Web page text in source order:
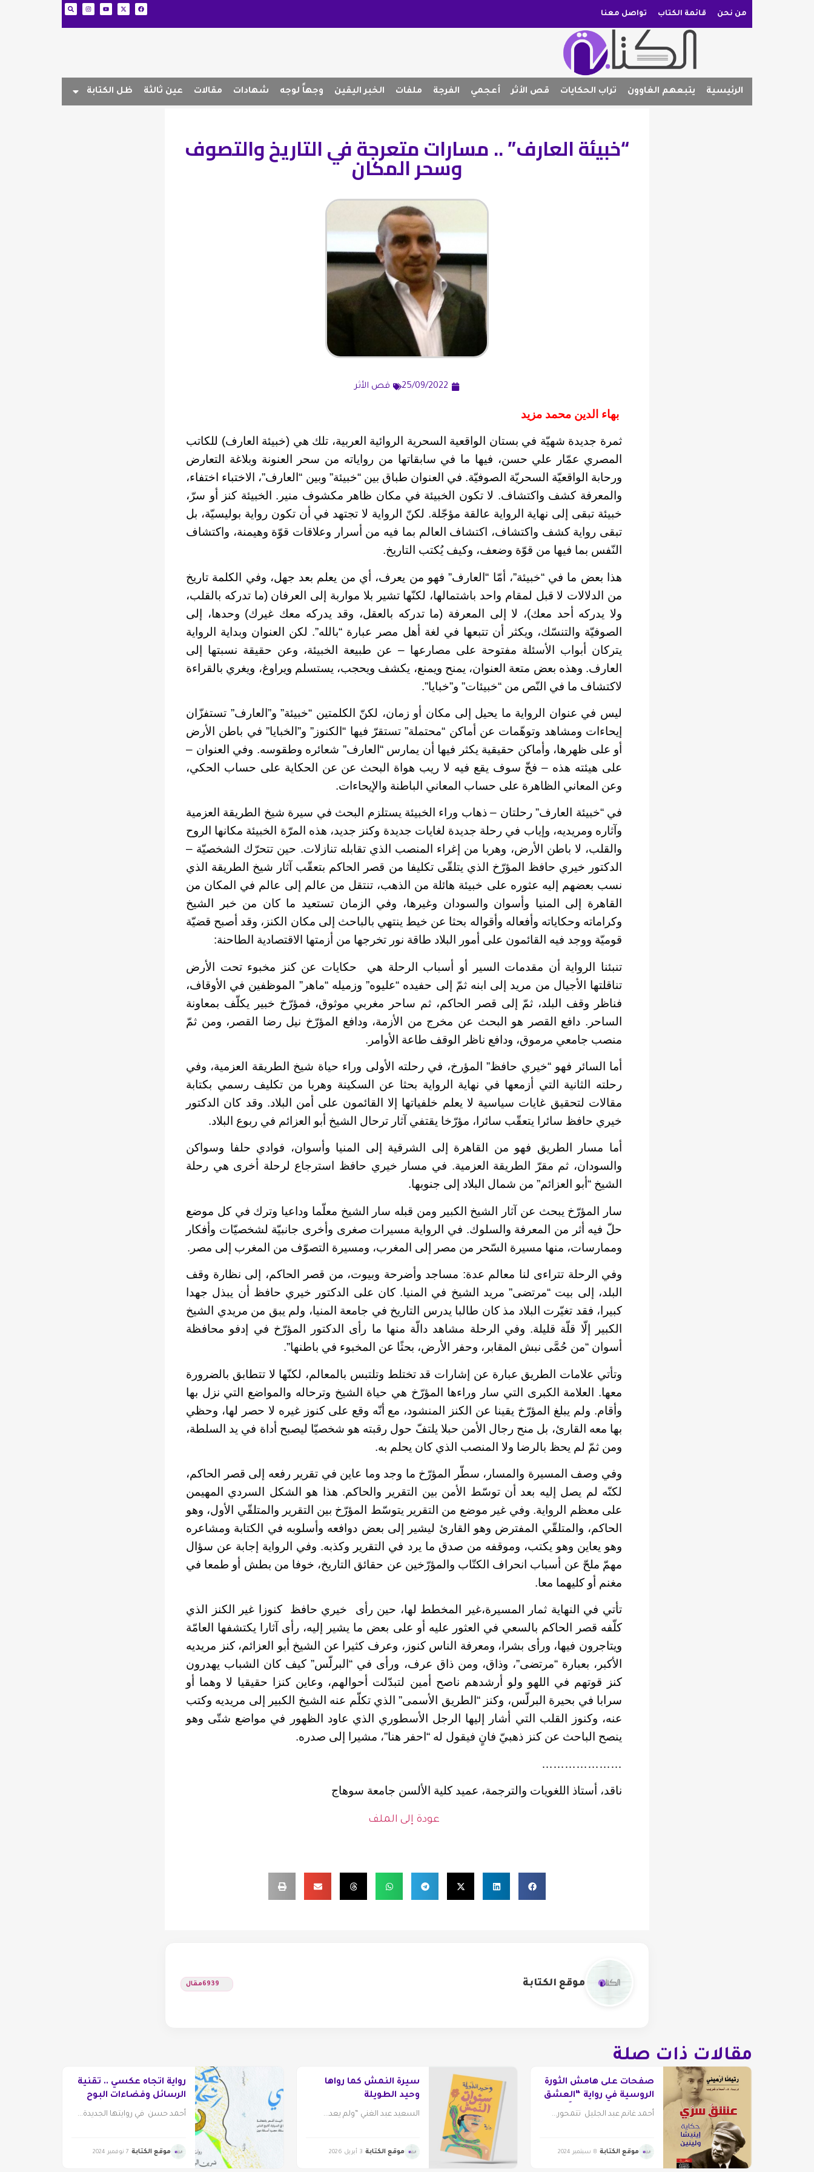
من نحن قائمة الكتاب تواصل معنا
الرئيسية يتبعهم الغاوون تراب الحكايات قص الأثر أعجمي الفرجة ملفات الخبر اليقين وجهاً لوجه شهادات مقالات عين ثالثة ظل الكتابة
“خبيئة العارف” .. مسارات متعرجة في التاريخ والتصوف
وسحر المكان
25/09/2022 قص الأثر
بهاء الدين محمد مزيد
ثمرة جديدة شهيّة في بستان الواقعية السحرية الروائية العربية، تلك هي (خبيئة العارف) للكاتب
المصري عمّار علي حسن، فيها ما في سابقاتها من رواياته من سحر العنونة وبلاغة التعارض
ورحابة الواقعيّة السحريّة الصوفيّة. في العنوان طباق بين “خبيئة” وبين “العارف”، الاختباء اختفاء،
والمعرفة كشف واكتشاف. لا تكون الخبيئة في مكان ظاهر مكشوف منير. الخبيئة كنز أو سرّ،
خبيئة تبقى إلى نهاية الرواية عالقة مؤجّلة. لكنّ الرواية لا تجتهد في أن تكون رواية بوليسيّة، بل
تبقى رواية كشف واكتشاف، اكتشاف العالم بما فيه من أسرار وعلاقات قوّة وهيمنة، واكتشاف
النّفس بما فيها من قوّة وضعف، وكيف يُكتب التاريخ.
هذا بعض ما في “خبيئة”، أمّا “العارف” فهو من يعرف، أي من يعلم بعد جهل، وفي الكلمة تاريخ
من الدلالات لا قبل لمقام واحد باشتمالها، لكنّها تشير بلا مواربة إلى العرفان (ما تدركه بالقلب،
ولا يدركه أحد معك)، لا إلى المعرفة (ما تدركه بالعقل، وقد يدركه معك غيرك) وحدها، إلى
الصوفيّة والتنسّك، ويكثر أن تتبعها في لغة أهل مصر عبارة “بالله”. لكن العنوان وبداية الرواية
يتركان أبواب الأسئلة مفتوحة على مصارعها – عن طبيعة الخبيئة، وعن حقيقة نسبتها إلى
العارف. وهذه بعض متعة العنوان، يمنح ويمنع، يكشف ويحجب، يستسلم ويراوغ، ويغري بالقراءة
لاكتشاف ما في النّص من “خبيئات” و”خبايا”.
ليس في عنوان الرواية ما يحيل إلى مكان أو زمان، لكنّ الكلمتين “خبيئة” و”العارف” تستفزّان
إيحاءات ومشاهد وتوهّمات عن أماكن “محتملة” تستقرّ فيها “الكنوز” و”الخبايا” في باطن الأرض
أو على ظهرها، وأماكن حقيقية يكثر فيها أن يمارس “العارف” شعائره وطقوسه. وفي العنوان –
على هيئته هذه – فخّ سوف يقع فيه لا ريب هواة البحث عن عن الحكاية على حساب الحكي،
وعن المعاني الظاهرة على حساب المعاني الباطنة والإيحاءات.
في “خبيئة العارف” رحلتان – ذهاب وراء الخبيئة يستلزم البحث في سيرة شيخ الطريقة العزمية
وآثاره ومريديه، وإياب في رحلة جديدة لغايات جديدة وكنز جديد، هذه المرّة الخبيئة مكانها الروح
والقلب، لا باطن الأرض، وهربا من إغراء المنصب الذي تقابله تنازلات. حين تتحرّك الشخصيّة –
الدكتور خيري حافظ المؤرّخ الذي يتلقّى تكليفا من قصر الحاكم بتعقّب آثار شيخ الطريقة الذي
نسب بعضهم إليه عثوره على خبيئة هائلة من الذهب، تنتقل من عالم إلى عالم في المكان من
القاهرة إلى المنيا وأسوان والسودان وغيرها، وفي الزمان تستعيد ما كان من خبر الشيخ
وكراماته وحكاياته وأفعاله وأقواله بحثا عن خيط ينتهي بالباحث إلى مكان الكنز، وقد أصبح قضيّة
قوميّة ووجد فيه القائمون على أمور البلاد طاقة نور تخرجها من أزمتها الاقتصادية الطاحنة:
تنبئنا الرواية أن مقدمات السير أو أسباب الرحلة هي حكايات عن كنز مخبوء تحت الأرض
تناقلتها الأجيال من مريد إلى ابنه ثمّ إلى حفيده “عليوه” وزميله “ماهر” الموظفين في الأوقاف،
فناظر وقف البلد، ثمّ إلى قصر الحاكم، ثم ساحر مغربي موثوق، فمؤرّخ خبير يكلّف بمعاونة
الساحر. دافع القصر هو البحث عن مخرج من الأزمة، ودافع المؤرّخ نيل رضا القصر، ومن ثمّ
منصب جامعي مرموق، ودافع ناظر الوقف طاعة الأوامر.
أما السائر فهو “خيري حافظ” المؤرخ، في رحلته الأولى وراء حياة شيخ الطريقة العزمية، وفي
رحلته الثانية التي أزمعها في نهاية الرواية بحثا عن السكينة وهربا من تكليف رسمي بكتابة
مقالات لتحقيق غايات سياسية لا يعلم خلفياتها إلا القائمون على أمن البلاد. وقد كان الدكتور
خيري حافظ سائرا يتعقّب سائرا، مؤرّخا يقتفي آثار ترحال الشيخ أبو العزائم في ربوع البلاد.
أما مسار الطريق فهو من القاهرة إلى الشرقية إلى المنيا وأسوان، فوادي حلفا وسواكن
والسودان، ثم مقرّ الطريقة العزمية. في مسار خيري حافظ استرجاع لرحلة أخرى هي رحلة
الشيخ “أبو العزائم” من شمال البلاد إلى جنوبها.
سار المؤرّخ يبحث عن آثار الشيخ الكبير ومن قبله سار الشيخ معلّما وداعيا وترك في كل موضع
حلّ فيه أثر من المعرفة والسلوك. في الرواية مسيرات صغرى وأخرى جانبيّة لشخصيّات وأفكار
وممارسات، منها مسيرة السّحر من مصر إلى المغرب، ومسيرة التصوّف من المغرب إلى مصر.
وفي الرحلة تتراءى لنا معالم عدة: مساجد وأضرحة وبيوت، من قصر الحاكم، إلى نظارة وقف
البلد، إلى بيت “مرتضى” مريد الشيخ في المنيا. كان على الدكتور خيري حافظ أن يبذل جهدا
كبيرا، فقد تغيّرت البلاد مذ كان طالبا يدرس التاريخ في جامعة المنيا، ولم يبق من مريدي الشيخ
الكبير إلّا قلّة قليلة. وفي الرحلة مشاهد دالّة منها ما رأى الدكتور المؤرّخ في إدفو محافظة
أسوان “من حُمَّى نبش المقابر، وحفر الأرض، بحثًا عن المخبوء في باطنها”.
وتأتي علامات الطريق عبارة عن إشارات قد تختلط وتلتبس بالمعالم، لكنّها لا تتطابق بالضرورة
معها. العلامة الكبرى التي سار وراءها المؤرّخ هي حياة الشيخ وترحاله والمواضع التي نزل بها
وأقام. ولم يبلغ المؤرّخ يقينا عن الكنز المنشود، مع أنّه وقع على كنوز غيره لا حصر لها، وحظي
بها معه القارئ، بل منح رجال الأمن حبلا يلتفّ حول رقبته هو شخصيّا ليصبح أداة في يد السلطة،
ومن ثمّ لم يحظ بالرضا ولا المنصب الذي كان يحلم به.
وفي وصف المسيرة والمسار، سطّر المؤرّخ ما وجد وما عاين في تقرير رفعه إلى قصر الحاكم،
لكنّه لم يصل إليه بعد أن توسّط الأمن بين التقرير والحاكم. هذا هو الشكل السردي المهيمن
على معظم الرواية. وفي غير موضع من التقرير يتوسّط المؤرّخ بين التقرير والمتلقّي الأول، وهو
الحاكم، والمتلقّي المفترض وهو القارئ ليشير إلى بعض دوافعه وأسلوبه في الكتابة ومشاعره
وهو يعاين وهو يكتب، وموقفه من صدق ما يرد في التقرير وكذبه. وفي الرواية إجابة عن سؤال
مهمّ ملحّ عن أسباب انحراف الكتّاب والمؤرّخين عن حقائق التاريخ، خوفا من بطش أو طمعا في
مغنم أو كليهما معا.
تأتي في النهاية ثمار المسيرة،غير المخطط لها، حين رأى خيري حافظ كنوزا غير الكنز الذي
كلّفه قصر الحاكم بالسعي في العثور عليه أو على بعض ما يشير إليه، رأى آثارا يكتشفها العامّة
ويتاجرون فيها، ورأى بشرا، ومعرفة الناس كنوز، وعرف كثيرا عن الشيخ أبو العزائم، كنز مريديه
الأكبر، بعبارة “مرتضى”، وذاق، ومن ذاق عرف، ورأى في “البرلّس” كيف كان الشباب يهدرون
كنز قوتهم في اللهو ولو أرشدهم ناصح أمين لتبدّلت أحوالهم، وعاين كنزا حقيقيا لا وهما أو
سرابا في بحيرة البرلّس، وكنز “الطريق الأسمى” الذي تكلّم عنه الشيخ الكبير إلى مريديه وكتب
عنه، وكنوز القلب التي أشار إليها الرجل الأسطوري الذي عاود الظهور في مواضع شتّى وهو
ينصح الباحث عن كنز ذهبيّ فانٍ فيقول له “احفر هنا”، مشيرا إلى صدره.
…………………
ناقد، أستاذ اللغويات والترجمة، عميد كلية الألسن جامعة سوهاج
عودة إلى الملف
موقع الكتابة 6939مقال
مقالات ذات صلة
صفحات على هامش الثورة
الروسية في رواية “العشق
السري.. حكاية إينيسَّا
أحمد غانم عبد الجليل تتمحور...
موقع الكتابة 8 سبتمبر 2024
سيرة النمش كما رواها
وحيد الطويلة
السعيد عبد الغني “ولم يعد...
موقع الكتابة 3 أبريل 2026
رواية اتجاه عكسي .. تقنية
الرسائل وفضاءات البوح
أحمد حسن في روايتها الجديدة...
موقع الكتابة 7 نوفمبر 2024